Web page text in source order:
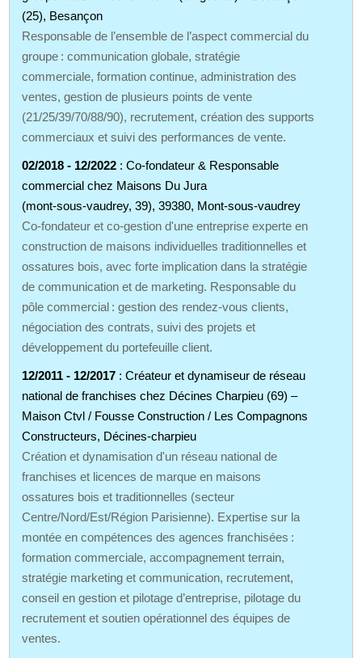
(25), Besançon
Responsable de l’ensemble de l’aspect commercial du
groupe : communication globale, stratégie
commerciale, formation continue, administration des
ventes, gestion de plusieurs points de vente
(21/25/39/70/88/90), recrutement, création des supports
commerciaux et suivi des performances de vente.
02/2018 - 12/2022 : Co‑fondateur & Responsable
commercial chez Maisons Du Jura
(mont‑sous‑vaudrey, 39), 39380, Mont‑sous‑vaudrey
Co‑fondateur et co‑gestion d'une entreprise experte en
construction de maisons individuelles traditionnelles et
ossatures bois, avec forte implication dans la stratégie
de communication et de marketing. Responsable du
pôle commercial : gestion des rendez‑vous clients,
négociation des contrats, suivi des projets et
développement du portefeuille client.
12/2011 - 12/2017 : Créateur et dynamiseur de réseau
national de franchises chez Décines Charpieu (69) –
Maison Ctvl / Fousse Construction / Les Compagnons
Constructeurs, Décines-charpieu
Création et dynamisation d'un réseau national de
franchises et licences de marque en maisons
ossatures bois et traditionnelles (secteur
Centre/Nord/Est/Région Parisienne). Expertise sur la
montée en compétences des agences franchisées :
formation commerciale, accompagnement terrain,
stratégie marketing et communication, recrutement,
conseil en gestion et pilotage d’entreprise, pilotage du
recrutement et soutien opérationnel des équipes de
ventes.